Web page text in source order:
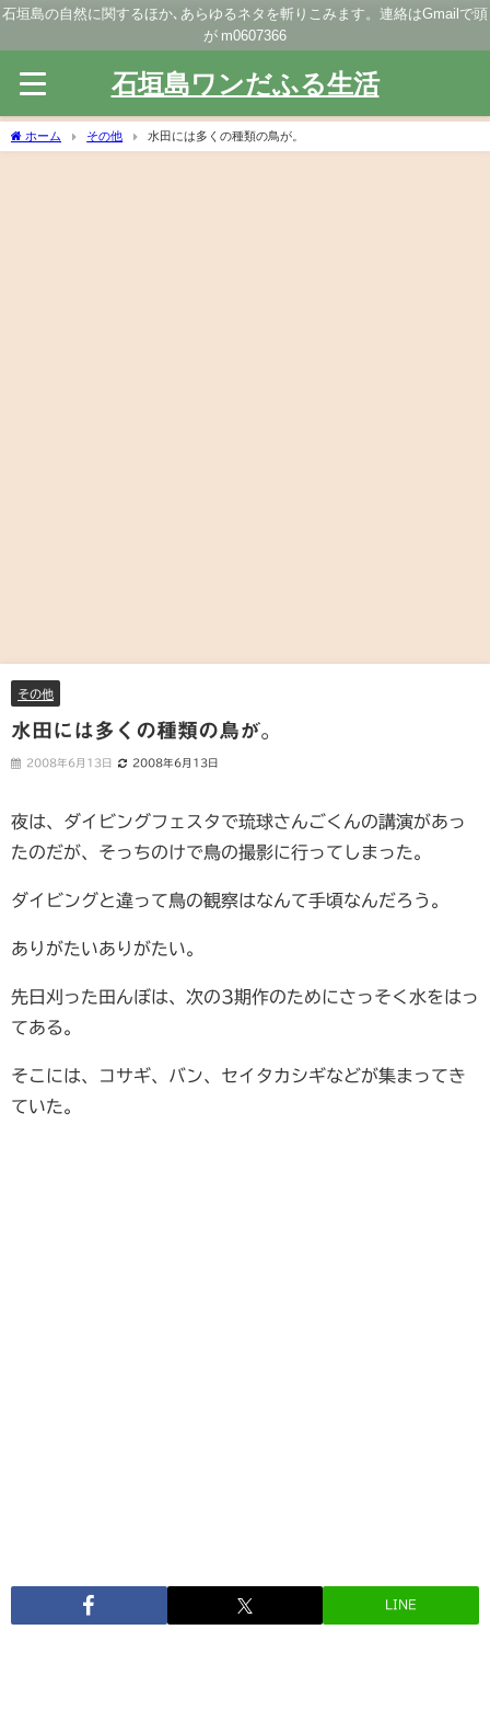
石垣島の自然に関するほか､あらゆるネタを斬りこみます。連絡はGmailで頭
が m0607366
石垣島ワンだふる生活
ホーム その他 水田には多くの種類の鳥が。
その他
水田には多くの種類の鳥が。
2008年6月13日 2008年6月13日
夜は、ダイビングフェスタで琉球さんごくんの講演があっ
たのだが、そっちのけで鳥の撮影に行ってしまった。
ダイビングと違って鳥の観察はなんて手頃なんだろう。
ありがたいありがたい。
先日刈った田んぼは、次の3期作のためにさっそく水をはっ
てある。
そこには、コサギ、バン、セイタカシギなどが集まってき
ていた。
LINE